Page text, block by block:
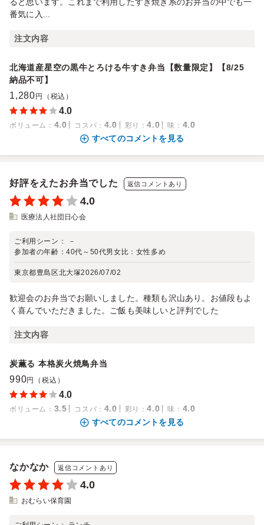
番気に入...
注文内容
北海道産星空の黒牛とろける牛すき弁当【数量限定】【8/25
納品不可】
1,280 円（税込）
4.0
ボリューム ： 4.0 コスパ ： 4.0 彩り ：4.0 味 ： 4.0
すべてのコメントを見る
好評をえたお弁当でした 返信コメントあり
4.0
医療法人社団日心会
ご利用シーン：
－
参加者の年齢：40代～50代男女比： 女性多め
東京都豊島区北大塚2026/07/02
歓迎会のお弁当でお願いしました。種類も沢山あり。お値段もよ
く喜んでいただきました。ご飯も美味しいと評判でした
注文内容
炭薫る 本格炭火焼鳥弁当
990円（税込）
4.0
ボリューム ： 3.5 コスパ ： 4.0 彩り ：4.0 味 ： 4.0
すべてのコメントを見る
なかなか 返信コメントあり
4.0
おむらい保育園